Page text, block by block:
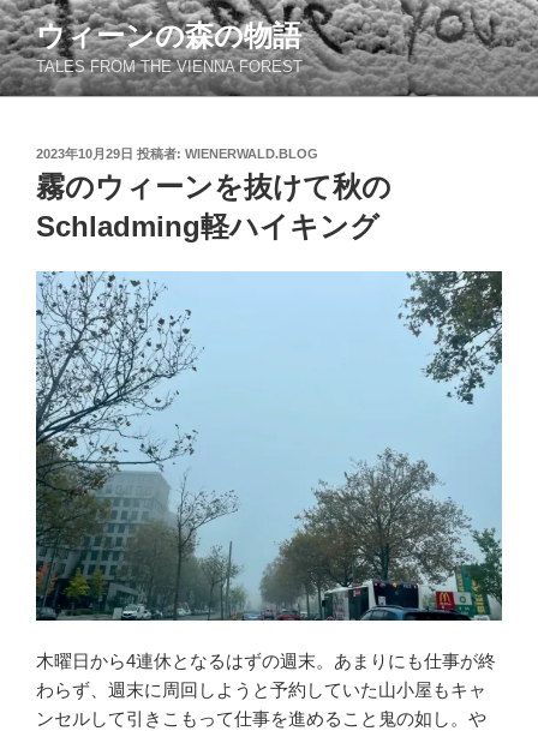
コ
ン
テ
ン
ウィーンの森の物語
TALES FROM THE VIENNA FOREST
投
稿
日:
2023年10月29日 投稿者: WIENERWALD.BLOG
霧のウィーンを抜けて秋の
Schladming軽ハイキング
木曜日から4連休となるはずの週末。あまりにも仕事が終
わらず、週末に周回しようと予約していた山小屋もキャ
ンセルして引きこもって仕事を進めること鬼の如し。や